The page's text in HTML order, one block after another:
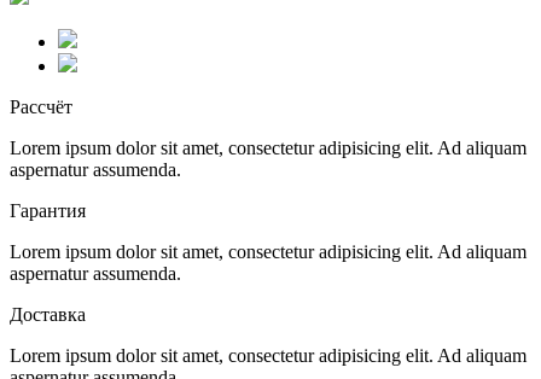
Рассчёт
Lorem ipsum dolor sit amet, consectetur adipisicing elit. Ad aliquam
aspernatur assumenda.
Гарантия
Lorem ipsum dolor sit amet, consectetur adipisicing elit. Ad aliquam
aspernatur assumenda.
Доставка
Lorem ipsum dolor sit amet, consectetur adipisicing elit. Ad aliquam